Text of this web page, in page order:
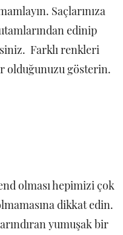
Saçlarınıza
edinip
Farklı renkleri
olduğunuzu gösterin.
olması hepimizi çok
dikkat edin.
yumuşak bir